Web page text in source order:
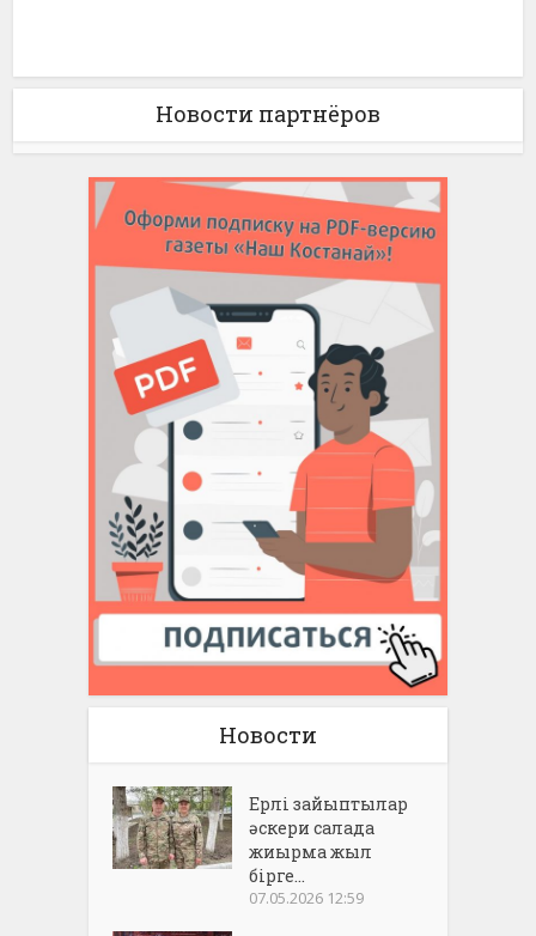
Новости партнёров
Новости
Ерлі зайыптылар
әскери салада
жиырма жыл
бірге...
07.05.2026 12:59